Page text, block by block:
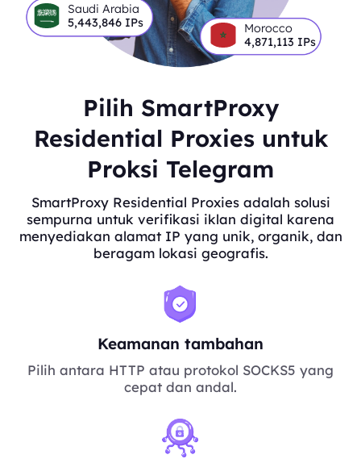
Saudi Arabia
5,443,846 IPs
Morocco
4,871,113 IPs
Pilih SmartProxy
Residential Proxies untuk
Proksi Telegram
SmartProxy Residential Proxies adalah solusi
sempurna untuk verifikasi iklan digital karena
menyediakan alamat IP yang unik, organik, dan
beragam lokasi geografis.
Keamanan tambahan
Pilih antara HTTP atau protokol SOCKS5 yang
cepat dan andal.